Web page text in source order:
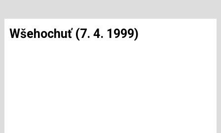
Wšehochuť (7. 4. 1999)